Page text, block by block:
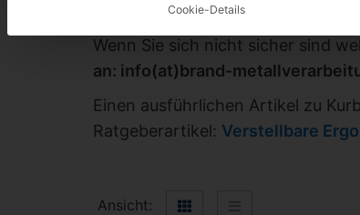
Metallverarbeitung wenden,
Wenn Sie sich nicht sicher sind
an: info(at)brand-
Einen ausführlichen Artikel zu
Ratgeberartikel: Verstellbare
Ansicht:
Cookie-Details